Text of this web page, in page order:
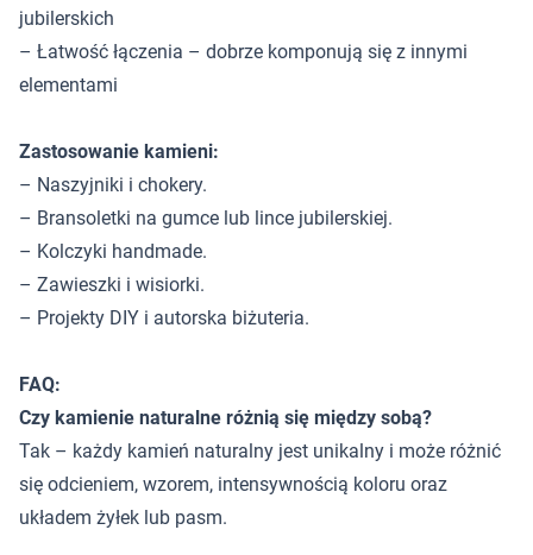
jubilerskich
– Łatwość łączenia – dobrze komponują się z innymi
elementami
Zastosowanie kamieni:
– Naszyjniki i chokery.
– Bransoletki na gumce lub lince jubilerskiej.
– Kolczyki handmade.
– Zawieszki i wisiorki.
– Projekty DIY i autorska biżuteria.
FAQ:
Czy kamienie naturalne różnią się między sobą?
Tak – każdy kamień naturalny jest unikalny i może różnić
się odcieniem, wzorem, intensywnością koloru oraz
układem żyłek lub pasm.